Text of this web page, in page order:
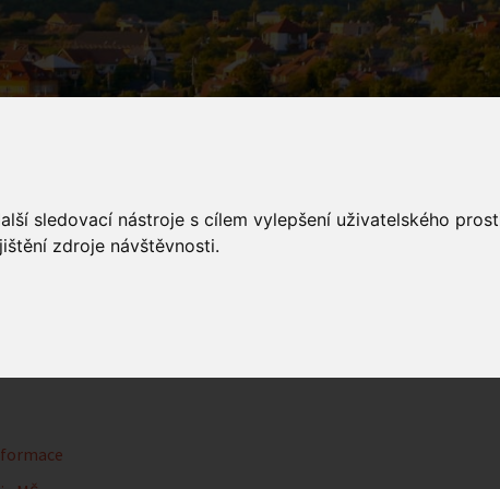
sledovací nástroje s cílem vylepšení uživatelského
zdroje návštěvnosti.